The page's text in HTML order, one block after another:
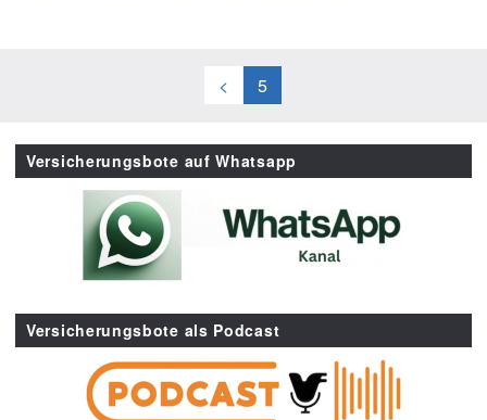
< 5
Versicherungsbote auf Whatsapp
Versicherungsbote als Podcast